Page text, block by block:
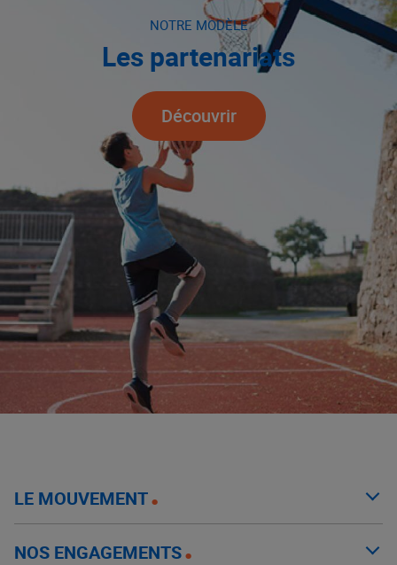
NOTRE MODÈLE
Les partenariats
Découvrir
LE MOUVEMENT
NOS ENGAGEMENTS